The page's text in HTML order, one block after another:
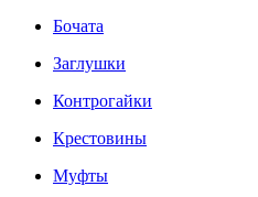
Бочата
Заглушки
Контрогайки
Крестовины
Муфты